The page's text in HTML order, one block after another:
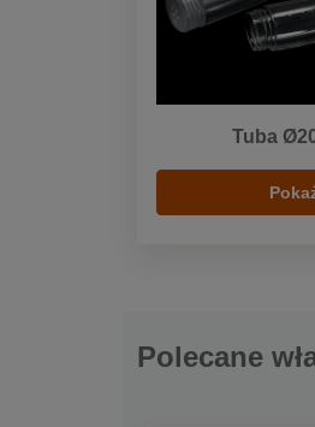
Tuba
Polecane